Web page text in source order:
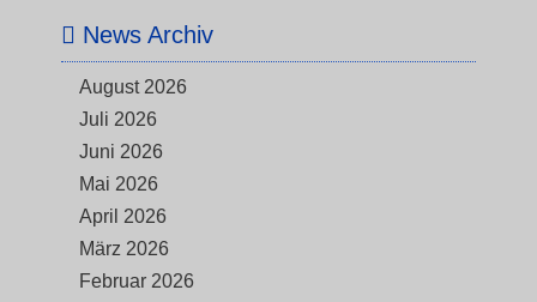
News Archiv
August 2026
Juli 2026
Juni 2026
Mai 2026
April 2026
März 2026
Februar 2026